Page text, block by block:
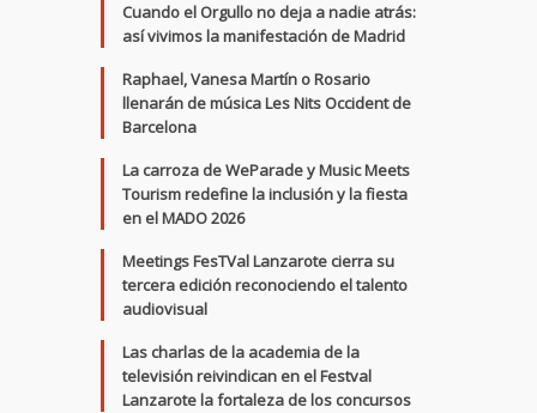
Cuando el Orgullo no deja a nadie atrás:
así vivimos la manifestación de Madrid
Raphael, Vanesa Martín o Rosario
llenarán de música Les Nits Occident de
Barcelona
La carroza de WeParade y Music Meets
Tourism redefine la inclusión y la fiesta
en el MADO 2026
Meetings FesTVal Lanzarote cierra su
tercera edición reconociendo el talento
audiovisual
Las charlas de la academia de la
televisión reivindican en el Festval
Lanzarote la fortaleza de los concursos